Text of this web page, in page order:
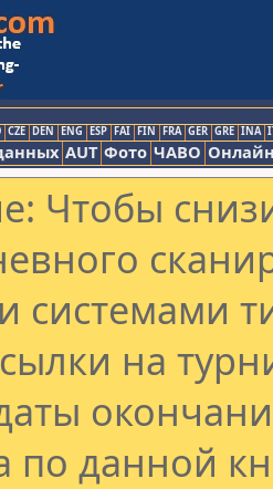
CZE DEN ENG ESP FAI FIN FRA GER GRE INA
AUT Фото ЧАВО
Чтобы
системами
на
по данной